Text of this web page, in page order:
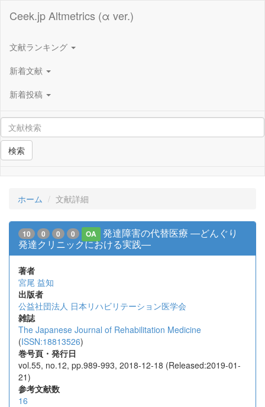
Ceek.jp Altmetrics (α ver.)
文献ランキング
新着文献
新着投稿
検索
ホーム 文献詳細
10 0 0 0 OA
発達障害の代替医療 ―どんぐり
発達クリニックにおける実践―
著者
宮尾 益知
出版者
公益社団法人 日本リハビリテーション医学会
雑誌
The Japanese Journal of Rehabilitation Medicine
(ISSN:18813526)
巻号頁・発行日
vol.55, no.12, pp.989-993, 2018-12-18 (Released:2019-01-
21)
参考文献数
16